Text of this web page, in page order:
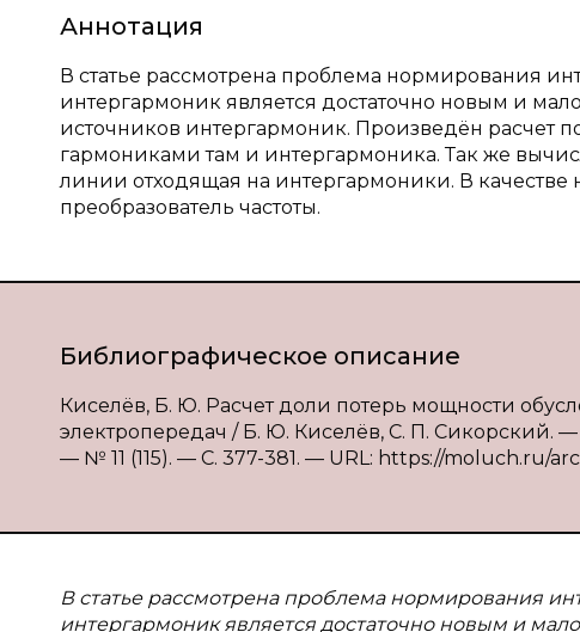
Аннотация
В статье рассмотрена проблема нормирования
интергармоник является достаточно новым и
источников интергармоник. Произведён расчет
гармониками там и интергармоника. Так же
линии отходящая на интергармоники. В
преобразователь частоты.
Библиографическое описание
Киселёв, Б. Ю. Расчет доли потерь мощности
электропередач / Б. Ю. Киселёв, С. П. Сикорский.
— № 11 (115). — С. 377-381. — URL: https://moluch.ru/
В статье рассмотрена проблема нормирования
интергармоник является достаточно новым и